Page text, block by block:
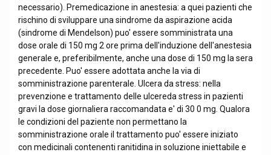
necessario). Premedicazione in anestesia: a quei pazienti che
rischino di sviluppare una sindrome da aspirazione acida
(sindrome di Mendelson) puo' essere somministrata una
dose orale di 150 mg 2 ore prima dell'induzione dell'anestesia
generale e, preferibilmente, anche una dose di 150 mg la sera
precedente. Puo' essere adottata anche la via di
somministrazione parenterale. Ulcera da stress: nella
prevenzione e trattamento delle ulcereda stress in pazienti
gravi la dose giornaliera raccomandata e' di 30 0 mg. Qualora
le condizioni del paziente non permettano la
somministrazione orale il trattamento puo' essere iniziato
con medicinali contenenti ranitidina in soluzione iniettabile e